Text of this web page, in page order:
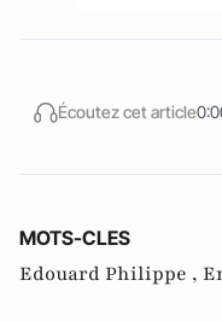
Écoutez cet article
MOTS-CLES
Edouard Philippe ,